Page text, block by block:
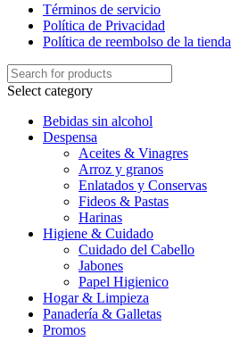
Términos de servicio
Política de Privacidad
Política de reembolso de la tienda
Select category
Bebidas sin alcohol
Despensa
Aceites & Vinagres
Arroz y granos
Enlatados y Conservas
Fideos & Pastas
Harinas
Higiene & Cuidado
Cuidado del Cabello
Jabones
Papel Higienico
Hogar & Limpieza
Panadería & Galletas
Promos